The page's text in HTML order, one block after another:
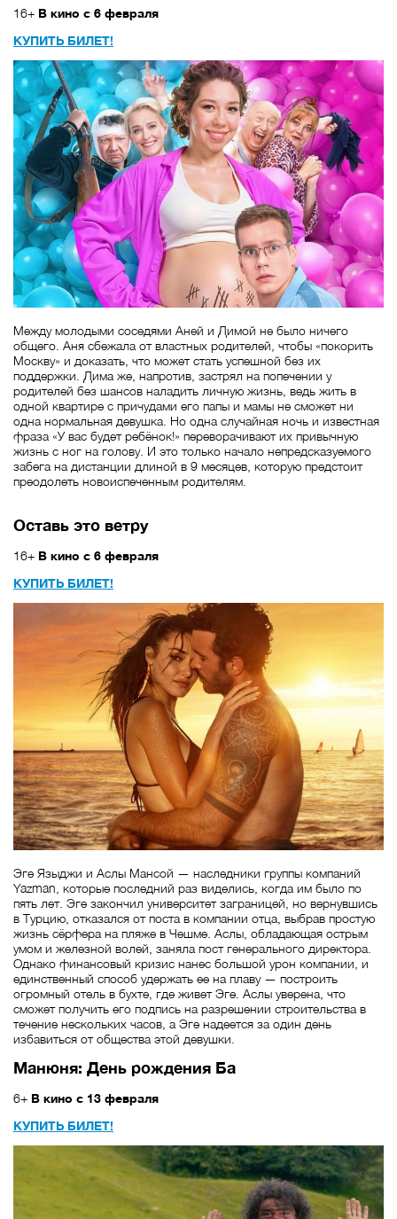
16+ В кино с 6 февраля
КУПИТЬ БИЛЕТ!
Между молодыми соседями Аней и Димой не было ничего
общего. Аня сбежала от властных родителей, чтобы «покорить
Москву» и доказать, что может стать успешной без их
поддержки. Дима же, напротив, застрял на попечении у
родителей без шансов наладить личную жизнь, ведь жить в
одной квартире с причудами его папы и мамы не сможет ни
одна нормальная девушка. Но одна случайная ночь и известная
фраза «У вас будет ребёнок!» переворачивают их привычную
жизнь с ног на голову. И это только начало непредсказуемого
забега на дистанции длиной в 9 месяцев, которую предстоит
преодолеть новоиспеченным родителям.
Оставь это ветру
16+ В кино с 6 февраля
КУПИТЬ БИЛЕТ!
Эге Языджи и Аслы Мансой — наследники группы компаний
Yazman, которые последний раз виделись, когда им было по
пять лет. Эге закончил университет заграницей, но вернувшись
в Турцию, отказался от поста в компании отца, выбрав простую
жизнь сёрфера на пляже в Чешме. Аслы, обладающая острым
умом и железной волей, заняла пост генерального директора.
Однако финансовый кризис нанес большой урон компании, и
единственный способ удержать ее на плаву — построить
огромный отель в бухте, где живет Эге. Аслы уверена, что
сможет получить его подпись на разрешении строительства в
течение нескольких часов, а Эге надеется за один день
избавиться от общества этой девушки.
Манюня: День рождения Ба
6+ В кино с 13 февраля
КУПИТЬ БИЛЕТ!